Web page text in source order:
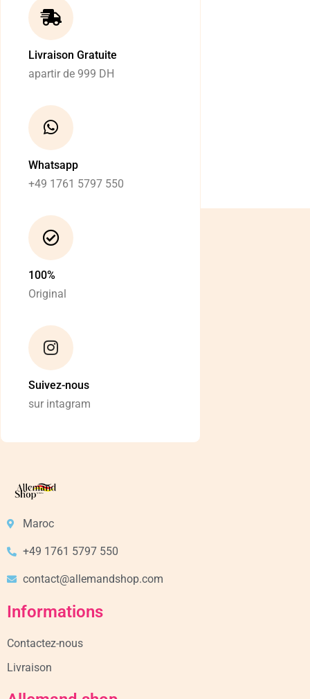
Livraison Gratuite
apartir de 999 DH
Whatsapp
+49 1761 5797 550
100%
Original
Suivez-nous
sur intagram
Maroc
+49 1761 5797 550
contact@allemandshop.com
Informations
Contactez-nous
Livraison